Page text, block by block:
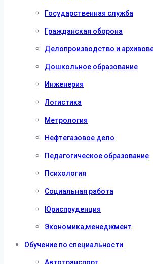
Государственная служба
Гражданская оборона
Делопроизводство и
Дошкольное образование
Инженерия
Логистика
Метрология
Нефтегазовое дело
Педагогическое образование
Психология
Социальная работа
Юриспруденция
Экономика,менеджмент
Обучение по специальности